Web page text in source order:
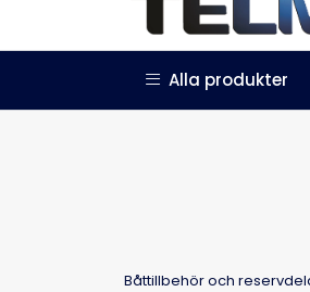
Trustpilot |
Alla produkter
Båttillbehör och